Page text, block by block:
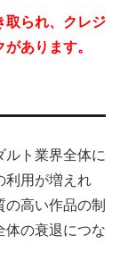
取られ、クレジ
あります。
ルト業界全体に
利用が増えれ
高い作品の制
体の衰退につな